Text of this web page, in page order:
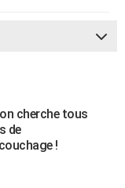
cherche tous
de
!